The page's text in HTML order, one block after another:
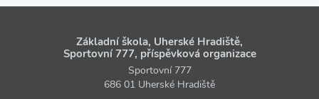
Základní škola, Uherské Hradiště,
Sportovní 777, příspěvková organizace
Sportovní 777
686 01 Uherské Hradiště